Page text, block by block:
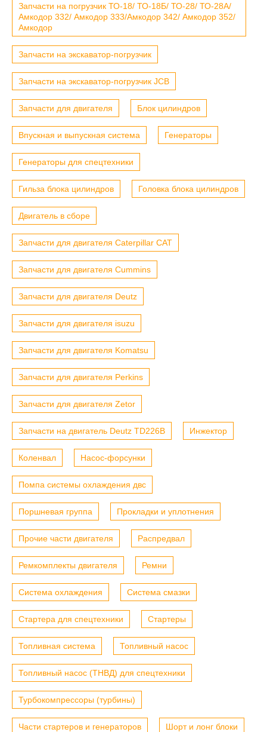
Запчасти на погрузчик ТО-18/ ТО-18Б/ ТО-28/ ТО-28А/
Амкодор 332/ Амкодор 333/Амкодор 342/ Амкодор 352/
Амкодор
Запчасти на экскаватор-погрузчик
Запчасти на экскаватор-погрузчик JCB
Запчасти для двигателя Блок цилиндров
Впускная и выпускная система Генераторы
Генераторы для спецтехники
Гильза блока цилиндров Головка блока цилиндров
Двигатель в сборе
Запчасти для двигателя Caterpillar CAT
Запчасти для двигателя Cummins
Запчасти для двигателя Deutz
Запчасти для двигателя isuzu
Запчасти для двигателя Komatsu
Запчасти для двигателя Perkins
Запчасти для двигателя Zetor
Запчасти на двигатель Deutz TD226B Инжектор
Коленвал Насос-форсунки
Помпа системы охлаждения двс
Поршневая группа Прокладки и уплотнения
Прочие части двигателя Распредвал
Ремкомплекты двигателя Ремни
Система охлаждения Система смазки
Стартера для спецтехники Стартеры
Топливная система Топливный насос
Топливный насос (ТНВД) для спецтехники
Турбокомпрессоры (турбины)
Части стартеров и генераторов Шорт и лонг блоки